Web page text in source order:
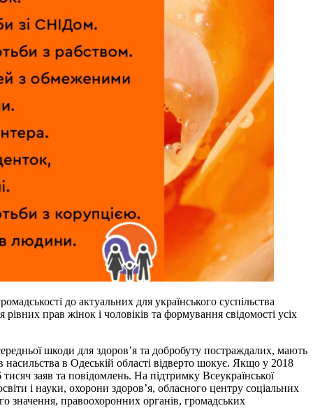
до актуальних для українського суспільства
прав жінок і чоловіків та формування свідомості усіх
шкоди для здоров’я та добробуту постраждалих, мають
в Одеській області відверто шокує. Якщо у 2018
заяв та повідомлень. На підтримку Всеукраїнської
і науки, охорони здоров’я, обласного центру соціальних
значення, правоохоронних органів, громадських